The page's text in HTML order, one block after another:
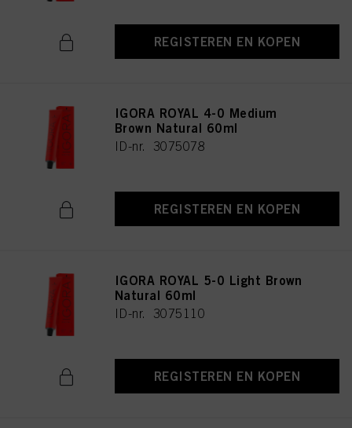
REGISTEREN EN KOPEN
IGORA ROYAL 4-0 Medium
Brown Natural 60ml
ID-nr. 3075078
REGISTEREN EN KOPEN
IGORA ROYAL 5-0 Light Brown
Natural 60ml
ID-nr. 3075110
REGISTEREN EN KOPEN